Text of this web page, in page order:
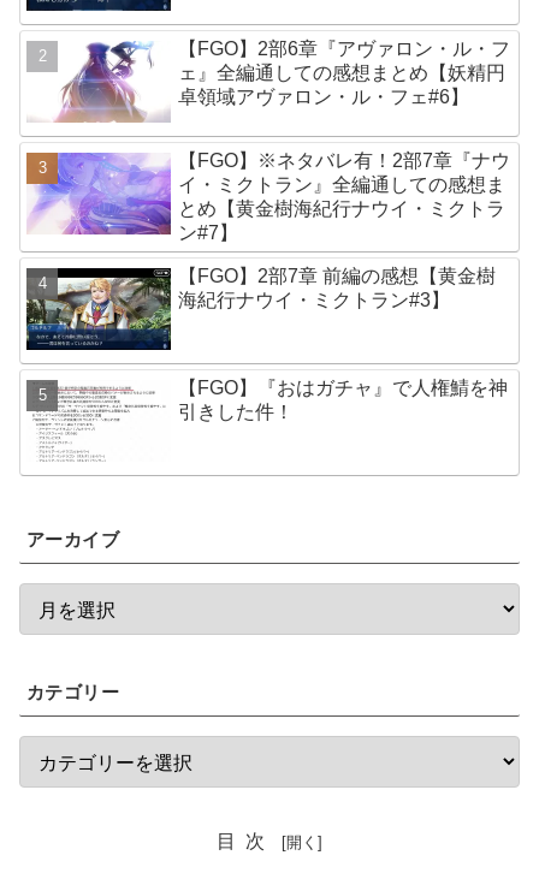
【FGO】2部6章『アヴァロン・ル・フ
ェ』全編通しての感想まとめ【妖精円
卓領域アヴァロン・ル・フェ#6】
【FGO】※ネタバレ有！2部7章『ナウ
イ・ミクトラン』全編通しての感想ま
とめ【黄金樹海紀行ナウイ・ミクトラ
ン#7】
【FGO】2部7章 前編の感想【黄金樹
海紀行ナウイ・ミクトラン#3】
【FGO】『おはガチャ』で人権鯖を神
引きした件！
アーカイブ
カテゴリー
目次